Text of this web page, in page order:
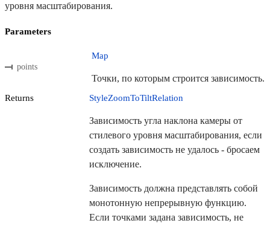
уровня масштабирования.
Parameters
points
Map
Точки, по которым строится зависимость.
Returns StyleZoomToTiltRelation
Зависимость угла наклона камеры от
стилевого уровня масштабирования, если
создать зависимость не удалось - бросаем
исключение.
Зависимость должна представлять собой
монотонную непрерывную функцию.
Если точками задана зависимость, не